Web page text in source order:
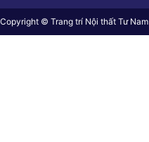
© Trang trí Nội thất Tư Nam